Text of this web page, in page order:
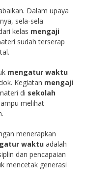
Dalam upaya
sela-sela
kelas mengaji
sudah terserap
mengatur waktu
Kegiatan mengaji
di sekolah
melihat
menerapkan
waktu adalah
dan pencapaian
mencetak generasi